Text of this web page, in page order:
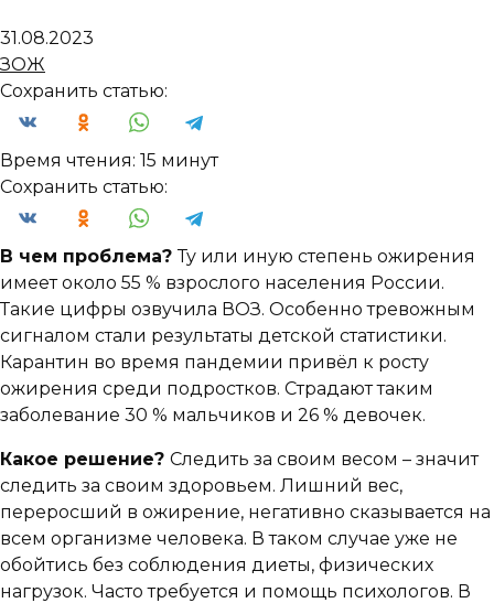
31.08.2023
ЗОЖ
Сохранить статью:
Время чтения: 15 минут
Сохранить статью:
В чем проблема?Ту или иную степень ожирения
имеет около 55 % взрослого населения России.
Такие цифры озвучила ВОЗ. Особенно тревожным
сигналом стали результаты детской статистики.
Карантин во время пандемии привёл к росту
ожирения среди подростков. Страдают таким
заболевание 30 % мальчиков и 26 % девочек.
Какое решение? Следить за своим весом – значит
следить за своим здоровьем. Лишний вес,
переросший в ожирение, негативно сказывается на
всем организме человека. В таком случае уже не
обойтись без соблюдения диеты, физических
нагрузок. Часто требуется и помощь психологов. В